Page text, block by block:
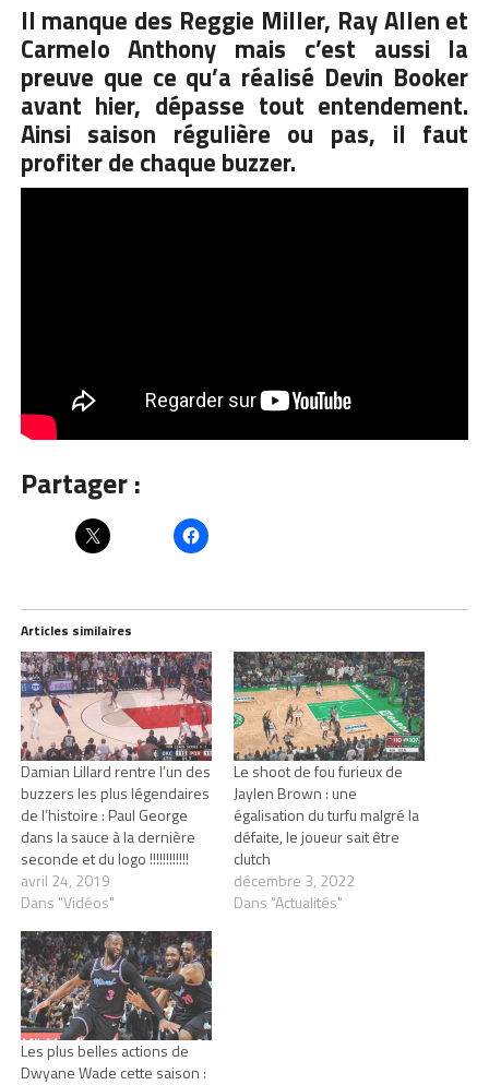
Il manque des Reggie Miller, Ray Allen et
Carmelo Anthony mais c’est aussi la
preuve que ce qu’a réalisé Devin Booker
avant hier, dépasse tout entendement.
Ainsi saison régulière ou pas, il faut
profiter de chaque buzzer.
Partager :
Articles similaires
Damian Lillard rentre l’un des
buzzers les plus légendaires
de l’histoire : Paul George
dans la sauce à la dernière
seconde et du logo !!!!!!!!!!!!
avril 24, 2019
Dans "Vidéos"
Le shoot de fou furieux de
Jaylen Brown : une
égalisation du turfu malgré la
défaite, le joueur sait être
clutch
décembre 3, 2022
Dans "Actualités"
Les plus belles actions de
Dwyane Wade cette saison :